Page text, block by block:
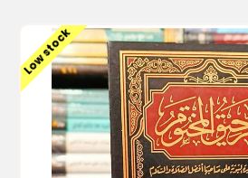
Low stock